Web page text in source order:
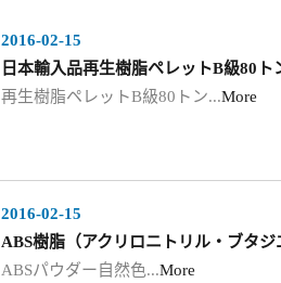
2016-02-15
日本輸入品再生樹脂ペレットB級80ト
再生樹脂ペレットB級80トン...More
2016-02-15
ABS樹脂（アクリロニトリル・ブタ
ABSパウダー自然色...More